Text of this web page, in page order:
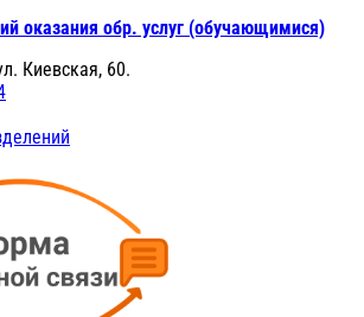
оказания обр. услуг (обучающимися)
Киевская, 60.